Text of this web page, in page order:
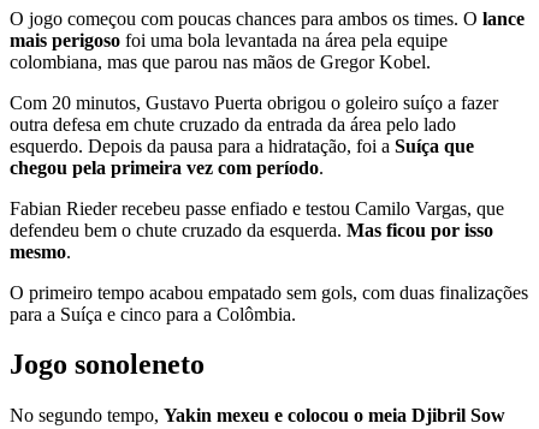
O jogo começou com poucas chances para ambos os times. O lance
mais perigoso foi uma bola levantada na área pela equipe
colombiana, mas que parou nas mãos de Gregor Kobel.
Com 20 minutos, Gustavo Puerta obrigou o goleiro suíço a fazer
outra defesa em chute cruzado da entrada da área pelo lado
esquerdo. Depois da pausa para a hidratação, foi a Suíça que
chegou pela primeira vez com período.
Fabian Rieder recebeu passe enfiado e testou Camilo Vargas, que
defendeu bem o chute cruzado da esquerda. Mas ficou por isso
mesmo.
O primeiro tempo acabou empatado sem gols, com duas finalizações
para a Suíça e cinco para a Colômbia.
Jogo sonoleneto
No segundo tempo, Yakin mexeu e colocou o meia Djibril Sow